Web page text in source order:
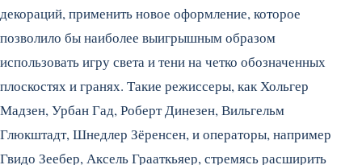
декораций, применить новое оформление, которое
позволило бы наиболее выигрышным образом
использовать игру света и тени на четко обозначенных
плоскостях и гранях. Такие режиссеры, как Хольгер
Мадзен, Урбан Гад, Роберт Динезен, Вильгельм
Глюкштадт, Шнедлер Зёренсен, и операторы, например
Гвидо Зеебер, Аксель Грааткьяер, стремясь расширить